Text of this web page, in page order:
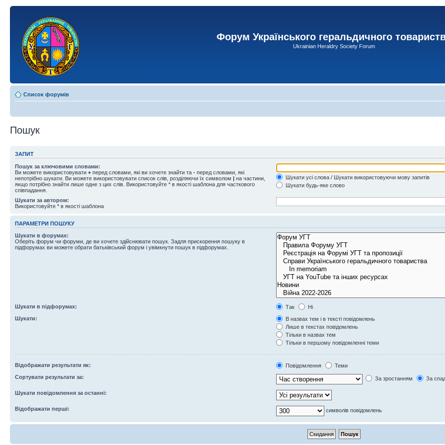
Форум Українського геральдичного
Ukrainian Heraldry Society Forum
Список форумів
Пошук
ЗАПИТ
Пошук за ключовими словами:
Ви можете використовувати + перед словами, які ви хочете знайти та - перед словами, які
непотрібно шукати. Ви можете використовувати список слів, розділяючи їх символом | на частини,
якщо потрібно знайти лише одне з цих слів. Використовуйте * в якості шаблона для часткового
співпадання.
Шукати усі слова / Шукати використовуючи мову запитів
Шукати будь-яке слово
Шукати за автором:
Використовуйте * в якості шаблона
ПАРАМЕТРИ ПОШУКУ
Шукати в форумах:
Оберіть форум чи форуми, де ви хочете здійснювати пошук. Задля прискорення пошуку в
підфорумах ви можете обрати батьківський форум і увімкнути пошук в підфорумах.
Шукати в підфорумах: Так
Ні
Шукати:
В назвах тем і в тексті повідомлень
Лише в текстах повідомлень
Тільки в назвах тем
Тільки в першому повідомленні теми
Відображати результати як: Повідомлення
Теми
Сортувати результати за:
За зростанням За
Шукати повідомлення за останні:
Відображати перші: символів повідомлень